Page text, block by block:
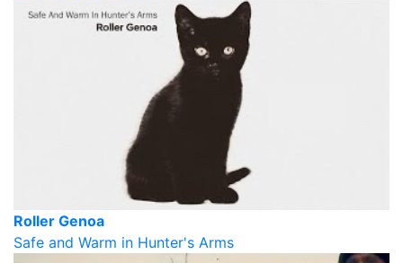
Roller Genoa
Safe and Warm in Hunter's Arms